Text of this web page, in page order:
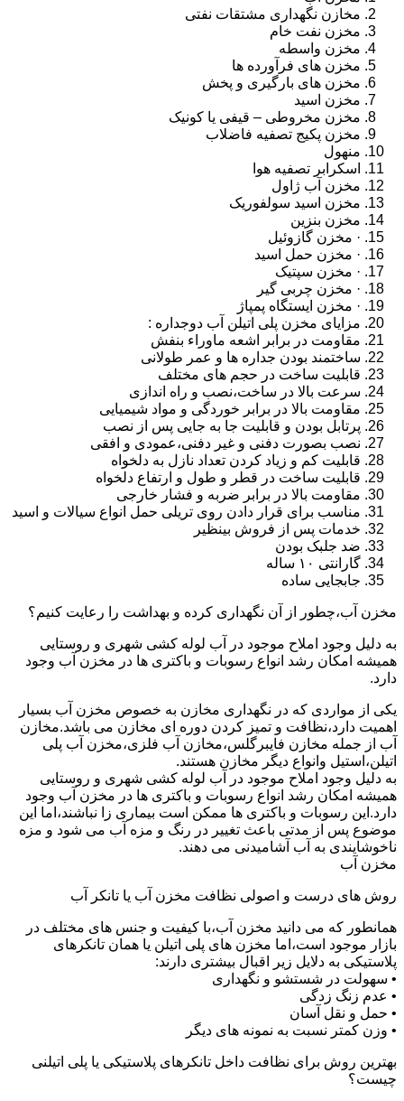
مخازن نگهداری مشتقات نفتی
مخزن نفت خام
مخزن واسطه
مخزن های فرآورده ها
مخزن های بارگیری و پخش
مخزن اسید
مخزن مخروطی – قیفی یا کونیک
مخزن پکیج تصفیه فاضلاب
منهول
اسکرابر تصفیه هوا
مخزن آب ژاول
مخزن اسید سولفوریک
مخزن بنزین
· مخزن گازوئیل
· مخزن حمل اسید
· مخزن سپتیک
· مخزن چربی گیر
· مخزن ایستگاه پمپاژ
مزایای مخزن پلی اتیلن آب دوجداره :
مقاومت در برابر اشعه ماوراء بنفش
ساختمند بودن جداره ها و عمر طولانی
قابلیت ساخت در حجم های مختلف
سرعت بالا در ساخت،نصب و راه اندازی
مقاومت بالا در برابر خوردگی و مواد شیمیایی
پرتابل بودن و قابلیت جا به جایی پس از نصب
نصب بصورت دفنی و غیر دفنی،عمودی و افقی
قابلیت کم و زیاد کردن تعداد نازل به دلخواه
قابلیت ساخت در قطر و طول و ارتفاع دلخواه
مقاومت بالا در برابر ضربه و فشار خارجی
مناسب برای قرار دادن روی تریلی حمل انواع سیالات و اسید
خدمات پس از فروش بینظیر
ضد جلبک بودن
گارانتی ۱۰ ساله
جابجایی ساده
مخزن آب،چطور از آن نگهداری کرده و بهداشت را رعایت کنیم؟
به دلیل وجود املاح موجود در آب لوله کشی شهری و روستایی
همیشه امکان رشد انواع رسوبات و باکتری ها در مخزن آب وجود
دارد.
یکی از مواردی که در نگهداری مخازن به خصوص مخزن آب بسیار
اهمیت دارد،نظافت و تمیز کردن دوره ای مخازن می باشد.مخازن
آب از جمله مخازن فایبرگلس،مخازن آب فلزی،مخزن آب پلی
اتیلن،استیل وانواع دیگر مخازن هستند.
به دلیل وجود املاح موجود در آب لوله کشی شهری و روستایی
همیشه امکان رشد انواع رسوبات و باکتری ها در مخزن آب وجود
دارد.این رسوبات و باکتری ها ممکن است بیماری زا نباشند،اما این
موضوع پس از مدتی باعث تغییر در رنگ و مزه آب می شود و مزه
ناخوشایندی به آب آشامیدنی می دهند.
مخزن آب
روش های درست و اصولی نظافت مخزن آب یا تانکر آب
همانطور که می دانید مخزن آب،با کیفیت و جنس های مختلف در
بازار موجود است،اما مخزن های پلی اتیلن یا همان تانکرهای
پلاستیکی به دلایل زیر اقبال بیشتری دارند:
• سهولت در شستشو و نگهداری
• عدم زنگ زدگی
• حمل و نقل آسان
• وزن کمتر نسبت به نمونه های دیگر
بهترین روش برای نظافت داخل تانکرهای پلاستیکی یا پلی اتیلنی
چیست؟